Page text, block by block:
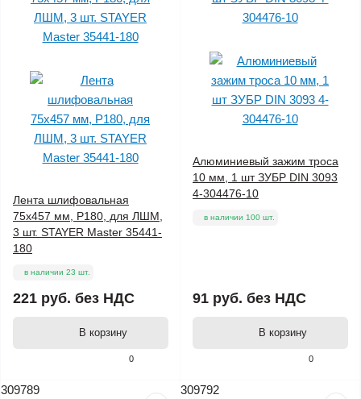
0
Лента шлифовальная
75х457 мм, P180, для ЛШМ,
3 шт. STAYER Master 35441-
180
в наличии 23 шт.
221 руб. без НДС
В корзину
0
Алюминиевый зажим троса
10 мм, 1 шт ЗУБР DIN 3093
4-304476-10
в наличии 100 шт.
91 руб. без НДС
В корзину
309789 309792